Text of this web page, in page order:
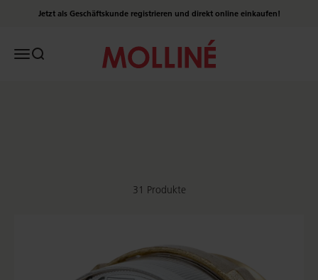
Jetzt als Geschäftskunde registrieren und direkt online einkaufen!
MenüSuche Molliné Onlineshop
31 Produkte